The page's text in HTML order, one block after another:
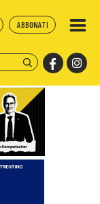
ABBONATI